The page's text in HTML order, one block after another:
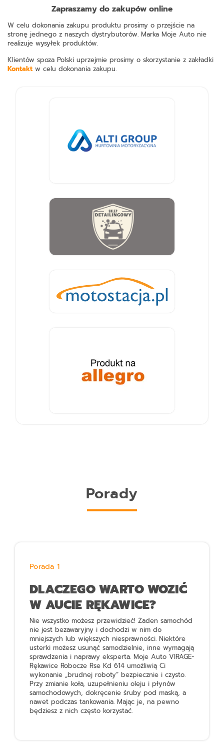
Zapraszamy do zakupów online
W celu dokonania zakupu produktu prosimy o przejście na
stronę jednego z naszych dystrybutorów. Marka Moje Auto nie
realizuje wysyłek produktów.
Klientów spoza Polski uprzejmie prosimy o skorzystanie z zakładki
Kontakt w celu dokonania zakupu.
Porady
Porada 1
DLACZEGO WARTO WOZIĆ
W AUCIE RĘKAWICE?
Nie wszystko możesz przewidzieć! Żaden samochód
nie jest bezawaryjny i dochodzi w nim do
mniejszych lub większych niesprawności. Niektóre
usterki możesz usunąć samodzielnie, inne wymagają
sprawdzenia i naprawy eksperta.Moje Auto VIRAGE-
Rękawice Robocze Rse Kd 614 umożliwią Ci
wykonanie „brudnej roboty” bezpiecznie i czysto.
Przy zmianie koła, uzupełnieniu oleju i płynów
samochodowych, dokręcenie śruby pod maską, a
nawet podczas tankowania. Mając je, na pewno
będziesz z nich często korzystać.